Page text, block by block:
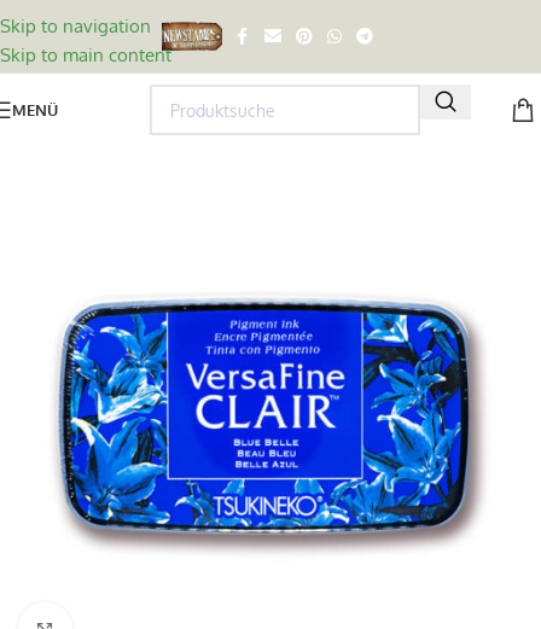
Skip to navigation
Skip to main content
MENÜ